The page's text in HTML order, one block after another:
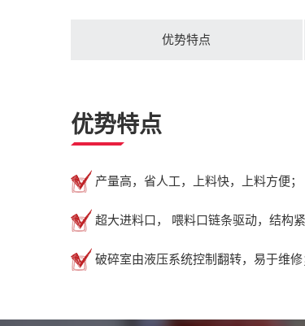
优势特点
优势特点
产量高，省人工，上料快，上料方便；
超大进料口， 喂料口链条驱动，结构紧
破碎室由液压系统控制翻转，易于维修